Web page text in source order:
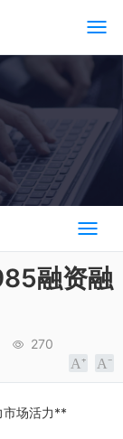
融资融
270
场活力**